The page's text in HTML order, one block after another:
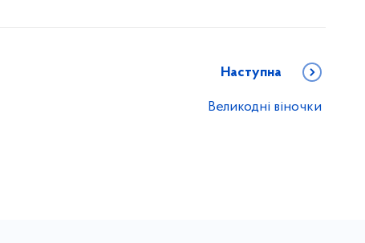
Наступна
Великодні віночки